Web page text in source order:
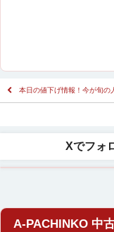
本日の値下げ情報！今が旬の
A-PACHINKO 中